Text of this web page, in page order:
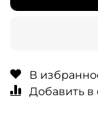
В
Добавить в